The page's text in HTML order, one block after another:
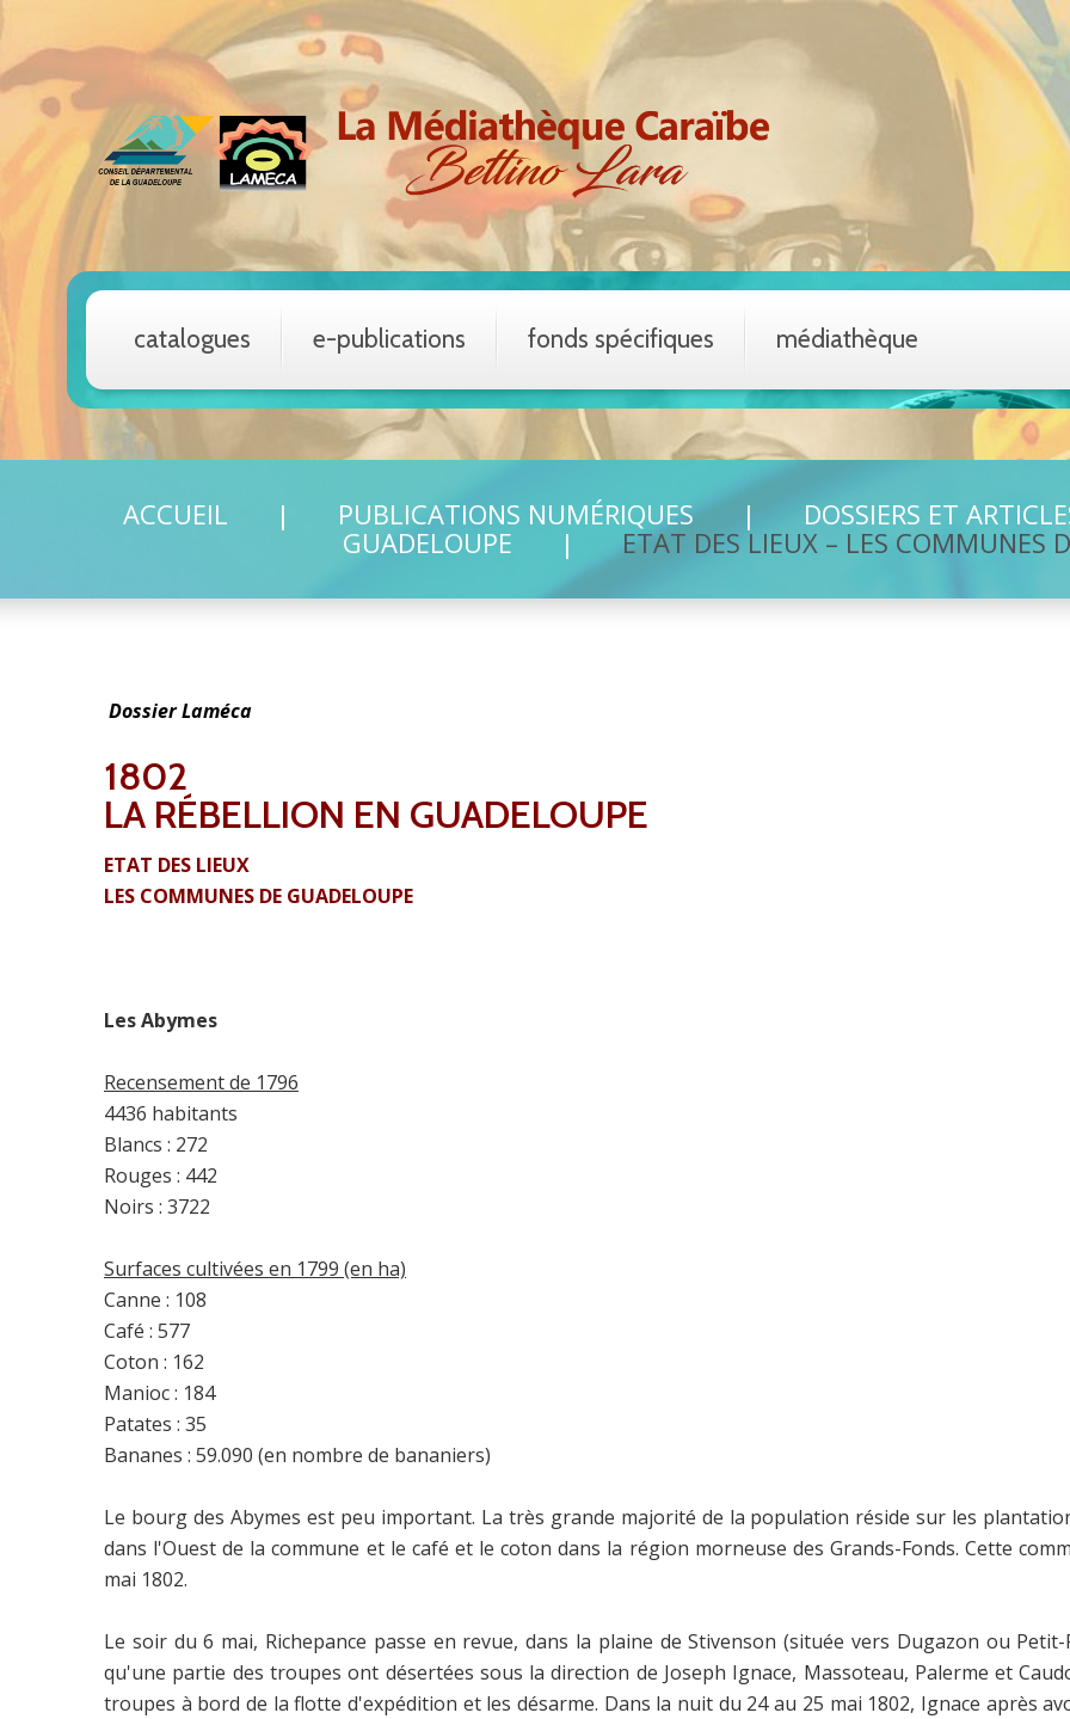
catalogues e-publications fonds spécifiques médiathèque
ACCUEIL PUBLICATIONS NUMÉRIQUES
DOSSIERS ET
GUADELOUPE
ETAT DES LIEUX – LES COMMUNES
Dossier Laméca
1802
LA RÉBELLION EN GUADELOUPE
ETAT DES LIEUX
LES COMMUNES DE GUADELOUPE
Les Abymes
Recensement de 1796
4436 habitants
Blancs : 272
Rouges : 442
Noirs : 3722
Surfaces cultivées en 1799 (en ha)
Canne : 108
Café : 577
Coton : 162
Manioc : 184
Patates : 35
Bananes : 59.090 (en nombre de bananiers)
Le bourg des Abymes est peu important. La très grande majorité de la population réside sur les
dans l'Ouest de la commune et le café et le coton dans la région morneuse des Grands-Fonds. Cette
mai 1802.
Le soir du 6 mai, Richepance passe en revue, dans la plaine de Stivenson (située vers Dugazon ou
qu'une partie des troupes ont désertées sous la direction de Joseph Ignace, Massoteau, Palerme et
troupes à bord de la flotte d'expédition et les désarme. Dans la nuit du 24 au 25 mai 1802, Ignace après